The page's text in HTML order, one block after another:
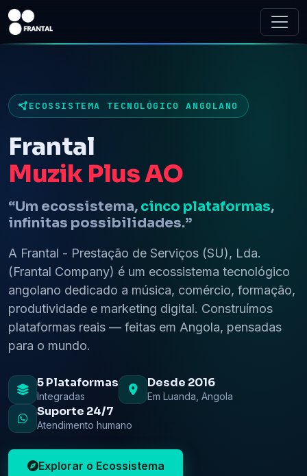
ECOSSISTEMA TECNOLÓGICO ANGOLANO
Frantal
Mu
“Um ecossistema, cinco plataformas,
infinitas possibilidades.”
A Frantal - Prestação de Serviços (SU), Lda.
(Frantal Company) é um ecossistema tecnológico
angolano dedicado a música, comércio, formação,
produtividade e marketing digital. Construímos
plataformas reais — feitas em Angola, pensadas
para o mundo.
5 Plataformas
Integradas
Desde 2016
Em Luanda, Angola
Suporte 24/7
Atendimento humano
Explorar o Ecossistema